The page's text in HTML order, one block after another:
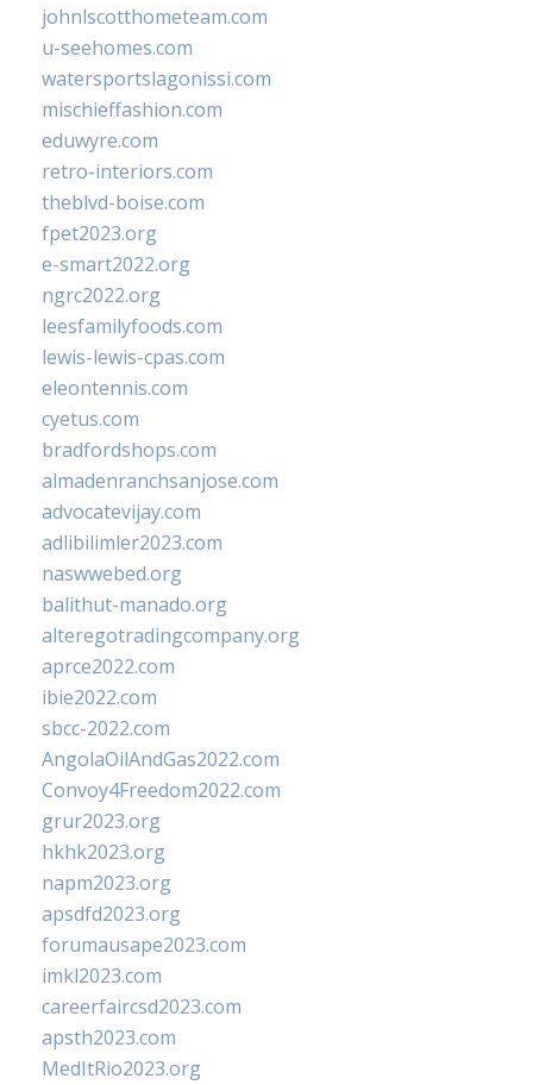
johnlscotthometeam.com
u-seehomes.com
watersportslagonissi.com
mischieffashion.com
eduwyre.com
retro-interiors.com
theblvd-boise.com
fpet2023.org
e-smart2022.org
ngrc2022.org
leesfamilyfoods.com
lewis-lewis-cpas.com
eleontennis.com
cyetus.com
bradfordshops.com
almadenranchsanjose.com
advocatevijay.com
adlibilimler2023.com
naswwebed.org
balithut-manado.org
alteregotradingcompany.org
aprce2022.com
ibie2022.com
sbcc-2022.com
AngolaOilAndGas2022.com
Convoy4Freedom2022.com
grur2023.org
hkhk2023.org
napm2023.org
apsdfd2023.org
forumausape2023.com
imkl2023.com
careerfaircsd2023.com
apsth2023.com
MedItRio2023.org